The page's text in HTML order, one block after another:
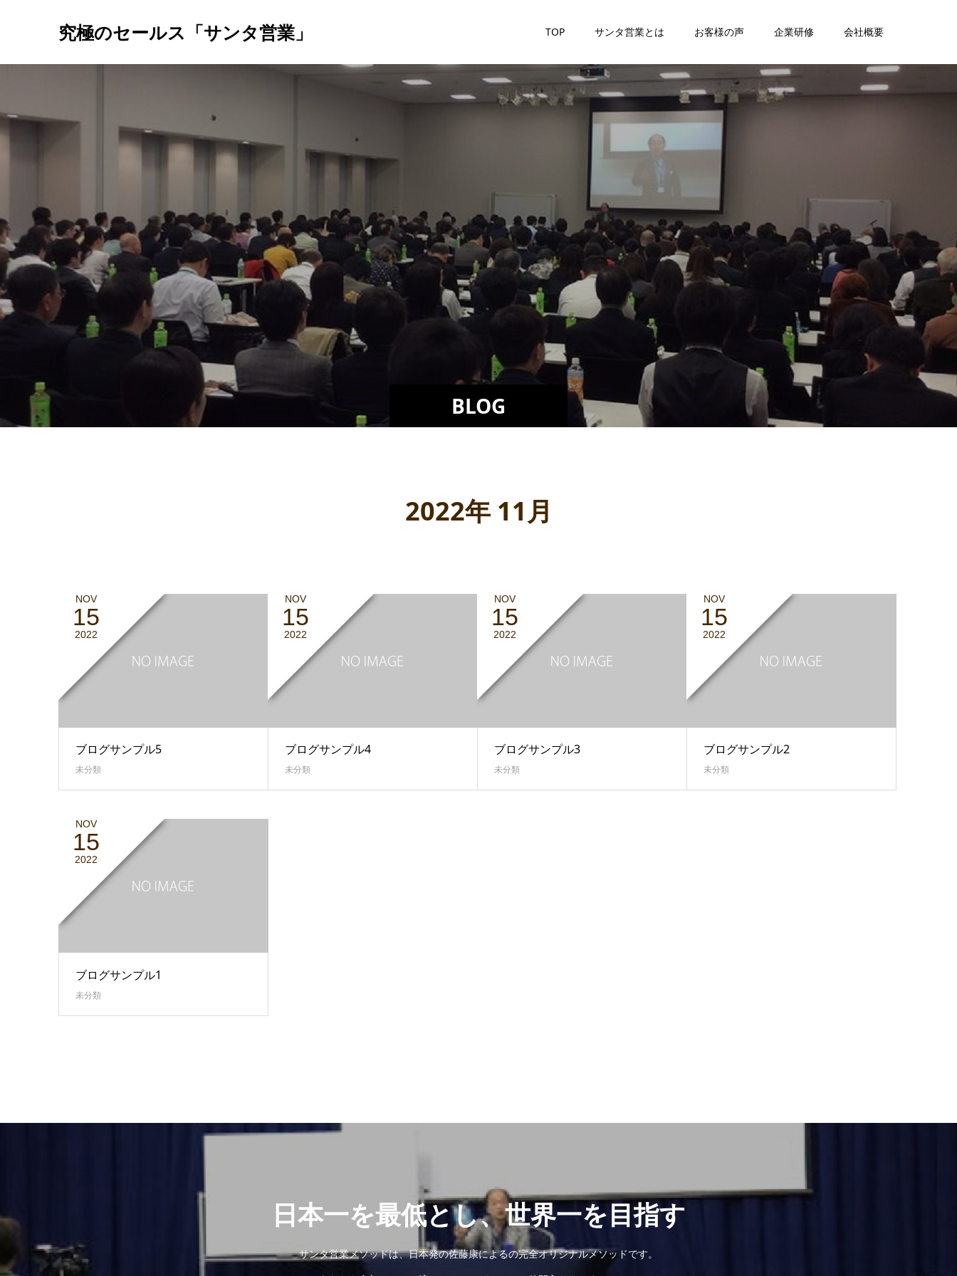
究極のセールス「サンタ営業」 TOP サンタ営業とは お客様の声 企業研修 会社概要
BLOG
2022年 11月
NOV
15
2022
ブログサンプル5
未分類
NOV
15
2022
ブログサンプル4
未分類
NOV
15
2022
ブログサンプル3
未分類
NOV
15
2022
ブログサンプル2
未分類
NOV
15
2022
ブログサンプル1
未分類
日本一を最低とし、世界一を目指す
サンタ営業メソッドは、日本発の佐藤康によるの完全オリジナルメソッドです。